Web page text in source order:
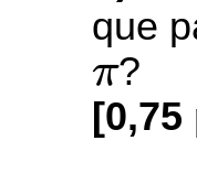
que
π
π?